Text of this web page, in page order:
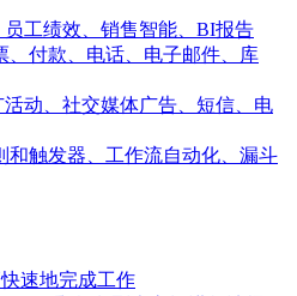
工绩效、销售智能、BI报告
、付款、电话、电子邮件、库
动、社交媒体广告、短信、电
和触发器、工作流自动化、漏斗
速地完成工作